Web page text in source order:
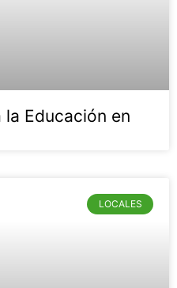
Educación en
LOCALES